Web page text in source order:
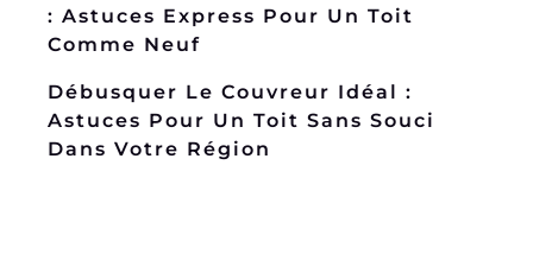
: Astuces Express Pour Un Toit
Comme Neuf
Débusquer Le Couvreur Idéal :
Astuces Pour Un Toit Sans Souci
Dans Votre Région